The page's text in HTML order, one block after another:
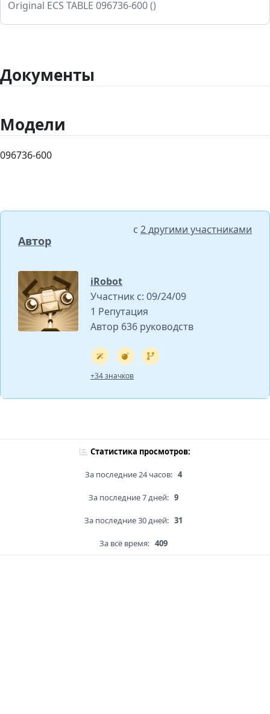
Original ECS TABLE 096736-600 ()
Документы
Модели
096736-600
Автор
с 2 другими участниками
iRobot
Участник с: 09/24/09
1 Репутация
Автор 636 руководств
+34 значков
Статистика просмотров:
За последние 24 часов: 4
За последние 7 дней: 9
За последние 30 дней: 31
За всё время: 409